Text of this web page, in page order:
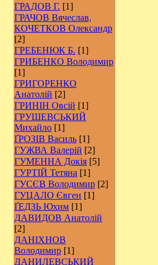
ГРАДОВ Г. [1]
ГРАЧОВ Вячеслав,
КОЧЕТКОВ Олександр
[2]
ГРЕБЕНЮК Б. [1]
ГРИБЕНКО Володимир
[1]
ГРИГОРЕНКО
Анатолій [2]
ГРИНІН Овсій [1]
ГРУШЕВСЬКИЙ
Михайло [1]
ҐРОЗІВ Василь [1]
ГУЖВА Валерій [2]
ГУМЕННА Докія [5]
ГУРТІЙ Тетяна [1]
ГУСЄВ Володимир [2]
ГУЦАЛО Євген [1]
ҐЕДЗЬ Юхим [1]
ДАВИДОВ Анатолій
[2]
ДАНІХНОВ
Володимир [1]
ДАНИЛЕВСЬКИЙ